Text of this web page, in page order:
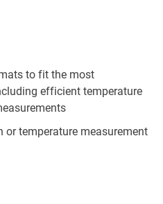
to fit the most
efficient temperature
or temperature measurement